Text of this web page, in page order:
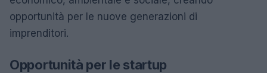
opportunità per le nuove generazioni di
imprenditori.
Opportunità per le startup